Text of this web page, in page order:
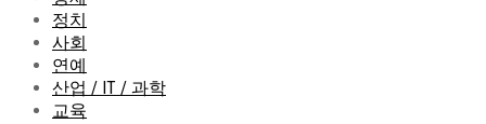
정치
사회
연예
산업 / IT / 과학
교육